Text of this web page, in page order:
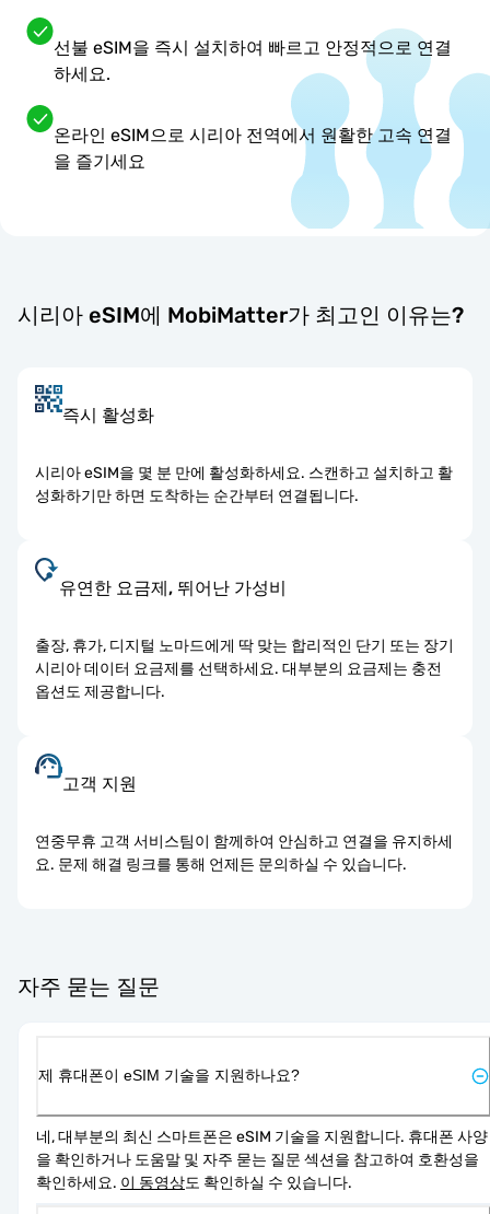
선불 eSIM을 즉시 설치하여 빠르고 안정적으로 연결
하세요.
온라인 eSIM으로 시리아 전역에서 원활한 고속 연결
을 즐기세요
시리아 eSIM에 MobiMatter가 최고인 이유는?
즉시 활성화
시리아 eSIM을 몇 분 만에 활성화하세요. 스캔하고 설치하고 활
성화하기만 하면 도착하는 순간부터 연결됩니다.
유연한 요금제, 뛰어난 가성비
출장, 휴가, 디지털 노마드에게 딱 맞는 합리적인 단기 또는 장기
시리아 데이터 요금제를 선택하세요. 대부분의 요금제는 충전
옵션도 제공합니다.
고객 지원
연중무휴 고객 서비스팀이 함께하여 안심하고 연결을 유지하세
요. 문제 해결 링크를 통해 언제든 문의하실 수 있습니다.
자주 묻는 질문
제 휴대폰이 eSIM 기술을 지원하나요?
네, 대부분의 최신 스마트폰은 eSIM 기술을 지원합니다. 휴대폰 사양
을 확인하거나 도움말 및 자주 묻는 질문 섹션을 참고하여 호환성을
확인하세요. 이 동영상도 확인하실 수 있습니다.